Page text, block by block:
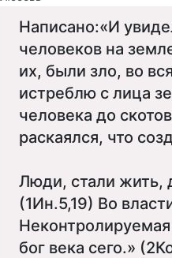
Написано:«И
человеков на
их, были зло, во
истреблю с лица
человека до
раскаялся, что
Люди, стали жить,
(1Ин.5,19) Во
бог века сего.»